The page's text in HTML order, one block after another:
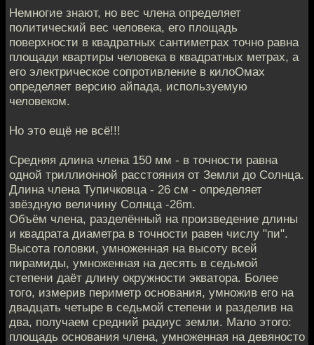
Немногие знают, но вес члена определяет
политический вес человека, его площадь
поверхности в квадратных сантиметрах точно равна
площади квартиры человека в квадратных метрах, а
его электрическое сопротивление в килоОмах
определяет версию айпада, используемую
человеком.
Но это ещё не всё!!!
Средняя длина члена 150 мм - в точности равна
одной триллионной расстояния от Земли до Солнца.
Длина члена Тупичковца - 26 см - определяет
звёздную величину Солнца -26m.
Объём члена, разделённый на произведение длины
и квадрата диаметра в точности равен числу "пи".
Высота головки, умноженная на высоту всей
пирамиды, умноженная на десять в седьмой
степени даёт длину окружности экватора. Более
того, измерив периметр основания, умножив его на
двадцать четыре в седьмой степени и разделив на
два, получаем средний радиус земли. Мало этого:
площадь основания члена, умноженная на девяносто